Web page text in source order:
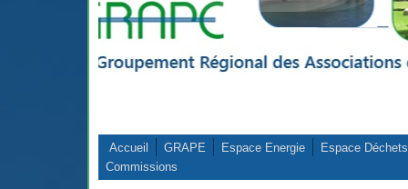
Accueil GRAPE Espace Energie
Espace Déchets
Commissions